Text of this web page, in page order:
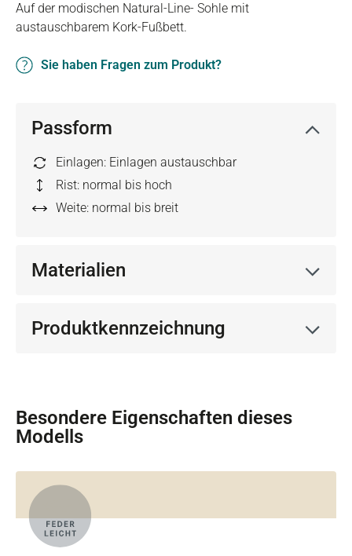
Auf der modischen Natural-Line- Sohle mit
austauschbarem Kork-Fußbett.
Sie haben Fragen zum Produkt?
Passform
Einlagen: Einlagen austauschbar
Rist: normal bis hoch
Weite: normal bis breit
Materialien
Produktkennzeichnung
Besondere Eigenschaften dieses
Modells